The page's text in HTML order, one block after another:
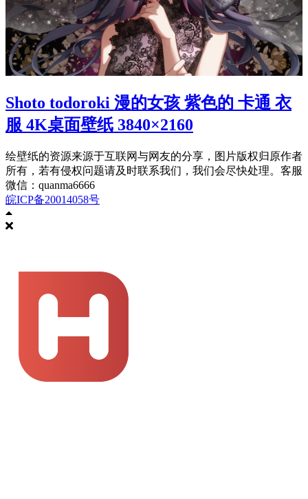
Shoto todoroki 漫的女孩 紫色的 卡通 衣
服 4K桌面壁纸 3840×2160
绘壁纸的资源来源于互联网与网友的分享，图片版权归原作者
所有，若有侵权问题请及时联系我们，我们会尽快处理。客服
微信：quanma6666
皖ICP备20014058号